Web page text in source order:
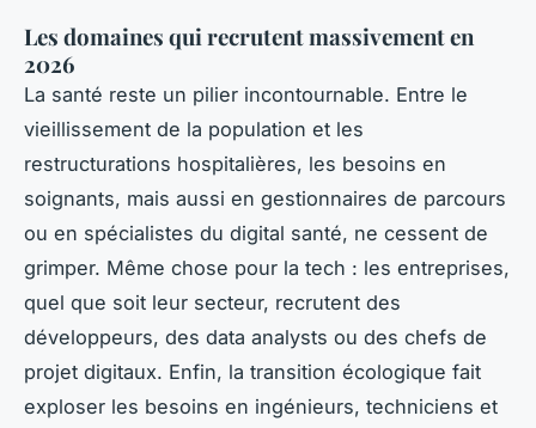
Les domaines qui recrutent massivement en
2026
La santé reste un pilier incontournable. Entre le
vieillissement de la population et les
restructurations hospitalières, les besoins en
soignants, mais aussi en gestionnaires de parcours
ou en spécialistes du digital santé, ne cessent de
grimper. Même chose pour la tech : les entreprises,
quel que soit leur secteur, recrutent des
développeurs, des data analysts ou des chefs de
projet digitaux. Enfin, la transition écologique fait
exploser les besoins en ingénieurs, techniciens et